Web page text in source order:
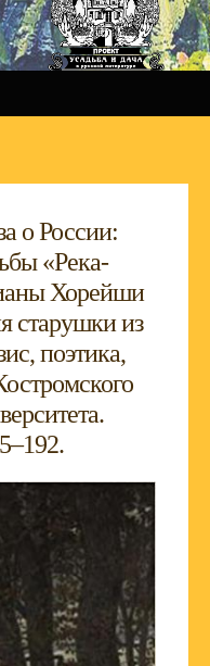
о России:
«Река-
Хорейши
старушки из
поэтика,